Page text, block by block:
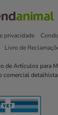
privacidade
Livro de
de Artículos para
comercial